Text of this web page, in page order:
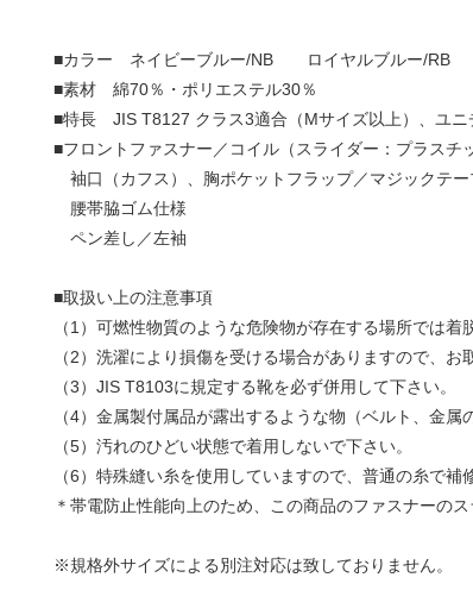
■カラー ネイビーブルー/NB ロイヤルブルー/RB
■素材 綿70％・ポリエステル30％
■特長 JIS T8127 クラス3適合（Mサイズ以上）、ユニ
■フロントファスナー／コイル（スライダー：プラスチ
袖口（カフス）、胸ポケットフラップ／マジックテー
腰帯脇ゴム仕様
ペン差し／左袖
■取扱い上の注意事項
（1）可燃性物質のような危険物が存在する場所では着
（2）洗濯により損傷を受ける場合がありますので、お
（3）JIS T8103に規定する靴を必ず併用して下さい。
（4）金属製付属品が露出するような物（ベルト、金属
（5）汚れのひどい状態で着用しないで下さい。
（6）特殊縫い糸を使用していますので、普通の糸で補
＊帯電防止性能向上のため、この商品のファスナーの
※規格外サイズによる別注対応は致しておりません。